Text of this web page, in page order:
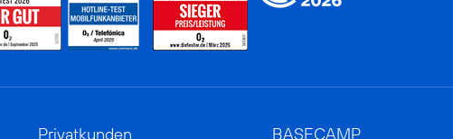
Privatkunden BASECAMP